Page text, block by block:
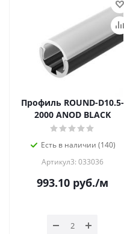
Профиль ROUND-D10.5-
2000 ANOD BLACK
Есть в наличии (140)
Артикул3: 033036
993.10руб./м